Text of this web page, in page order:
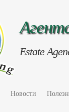
Estate
Новости